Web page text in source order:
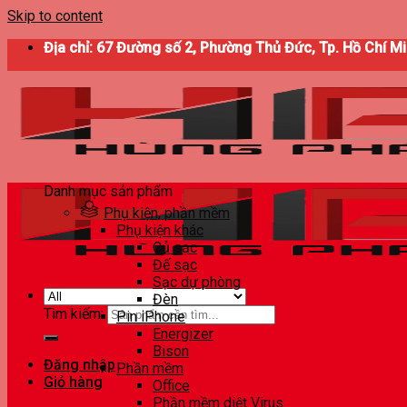
Skip to content
Địa chỉ: 67 Đường số 2, Phường Thủ Đức, Tp. Hồ Chí
Tìm kiếm:
Đăng nhập
Giỏ hàng
Danh mục sản phẩm
Phụ kiện, phần mềm
Phụ kiện khác
Củ sạc
Đế sạc
Sạc dự phòng
Đèn
Pin iPhone
Energizer
Bison
Phần mềm
Office
Phần mềm diệt Virus